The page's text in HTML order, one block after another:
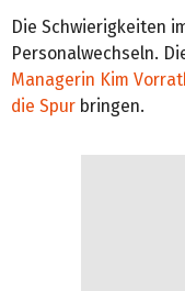
Die Schwierigkeiten
Personalwechseln.
Managerin Kim
die Spur bringen.